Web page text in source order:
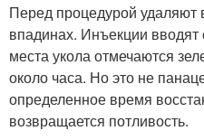
Перед процедурой
впадинах. Инъекции
места укола отмечаются
около часа. Но это не
определенное время
возвращается потливость.